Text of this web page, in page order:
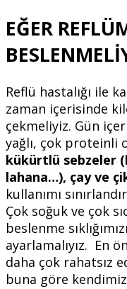
EĞER
Reflü hastalığı ile
zaman içerisinde
çekmeliyiz. Gün
yağlı, çok proteinli
kükürtlü sebzeler
lahana…), çay ve
kullanımı
Çok soğuk ve çok
beslenme
ayarlamalıyız. En
daha çok rahatsız
buna göre